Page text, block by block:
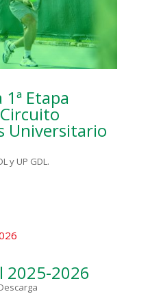
Etapa
Universitario
y UP GDL.
2025-2026